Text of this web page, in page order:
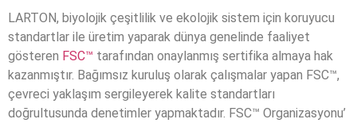
LARTON, biyolojik çeşitlilik ve ekolojik sistem için koruyucu
standartlar ile üretim yaparak dünya genelinde faaliyet
gösteren FSC™ tarafından onaylanmış sertifika almaya hak
kazanmıştır. Bağımsız kuruluş olarak çalışmalar yapan FSC™,
çevreci yaklaşım sergileyerek kalite standartları
doğrultusunda denetimler yapmaktadır. FSC™ Organizasyonu’